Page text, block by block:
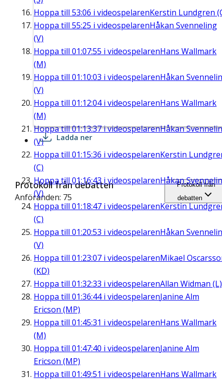
Hoppa till 53:06 i videospelarenKerstin Lundgren
Hoppa till 55:25 i videospelarenHåkan Svenneling
(V)
Hoppa till 01:07:55 i videospelarenHans Wallmark
(M)
Hoppa till 01:10:03 i videospelarenHåkan
(V)
Hoppa till 01:12:04i videospelarenHans Wallmark
(M)
Hoppa till01:13:37i videospelarenHåkan
(V)
Hoppa till 01:15:36 i videospelarenKerstin
(C)
Hoppa till 01:16:43 i videospelarenHåkan
(V)
Hoppa till 01:18:47 i videospelarenKerstin
(C)
Hoppa till 01:20:53 i videospelarenHåkan
(V)
Hoppa till 01:23:07 i videospelarenMikael
(KD)
Hoppa till 01:32:33 i videospelarenAllan Widman (L)
Hoppa till 01:36:44i videospelarenJanine Alm
Ericson (MP)
Hoppa till 01:45:31 i videospelarenHans Wallmark
(M)
Hoppa till 01:47:40 i videospelarenJanine Alm
Ericson (MP)
Hoppa till 01:49:51 i videospelarenHans Wallmark
Ladda ner
Protokoll från debatten
Anföranden: 75
Protokoll från
debatten